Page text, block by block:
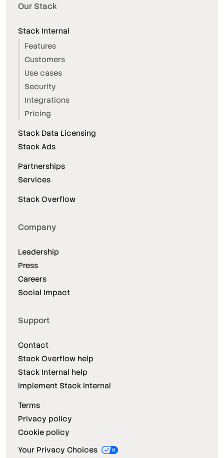
Our Stack
Stack Internal
Features
Customers
Use cases
Security
Integrations
Pricing
Stack Data Licensing
Stack Ads
Partnerships
Services
Stack Overflow
Company
Leadership
Press
Careers
Social Impact
Support
Contact
Stack Overflow help
Stack Internal help
Implement Stack Internal
Terms
Privacy policy
Cookie policy
Your Privacy Choices